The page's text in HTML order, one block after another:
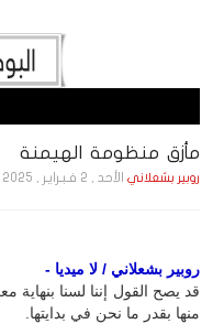
مأزق منظومة الهيمنة
روبير بشعلاني الأحد , 2 فـبـرايـر , 2025 الساعة 12:13:57 AM
روبير بشعلاني / لا ميديا -
قد يصح القول إننا لسنا بنهاية
منها بقدر ما نحن في بدايتها.